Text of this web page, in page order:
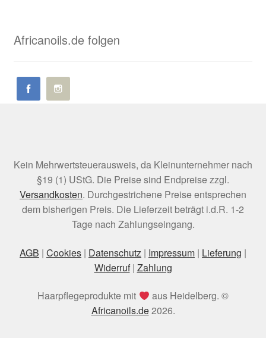
Africanoils.de folgen
Kein Mehrwertsteuerausweis, da Kleinunternehmer nach
§19 (1) UStG. Die Preise sind Endpreise zzgl.
Versandkosten. Durchgestrichene Preise entsprechen
dem bisherigen Preis. Die Lieferzeit beträgt i.d.R. 1-2
Tage nach Zahlungseingang.
AGB | Cookies | Datenschutz | Impressum | Lieferung |
Widerruf| Zahlung
Haarpflegeprodukte mit
aus Heidelberg. ©
Africanoils.de2026.